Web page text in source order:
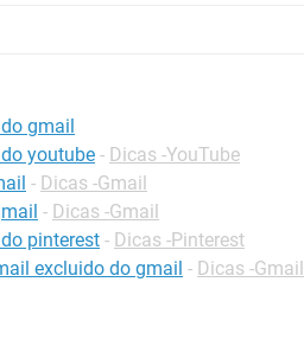
gmail
youtube - Dicas -YouTube
- Dicas -Gmail
- Dicas -Gmail
pinterest - Dicas -Pinterest
excluido do gmail - Dicas -Gmail